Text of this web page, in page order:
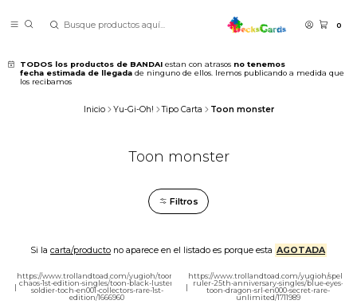
0
TODOS los productos de BANDAI estan con atrasos no tenemos
fecha estimada de llegada de ninguno de ellos. Iremos publicando a medida que
los recibamos
Inicio Yu-Gi-Oh! Tipo Carta Toon monster
Toon monster
Filtros
Si la carta/productono aparece en el listado es porque esta AGOTADA
|
https://www.trollandtoad.com/yugioh/toon-
chaos-1st-edition-singles/toon-black-luster-
soldier-toch-en001-collectors-rare-1st-
edition/1666960
|
https://www.trollandtoad.com/yugioh/spell-
ruler-25th-anniversary-singles/blue-eyes-
toon-dragon-srl-en000-secret-rare-
unlimited/1711989